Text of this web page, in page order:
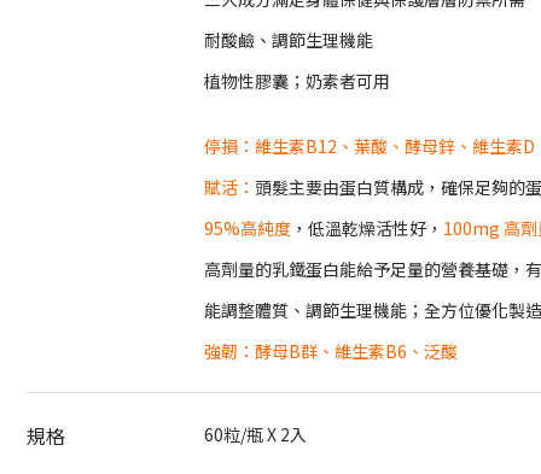
耐酸鹼、調節生理機能
植物性膠囊；奶素者可用
停損： 維生素B12、葉酸、酵母鋅、維生素D
賦活： 頭髮主要由蛋白質構成，確保足夠的
95%高純度 ，低溫乾燥活性好， 100mg 高劑
高劑量的乳鐵蛋白能給予足量的營養基礎，
能調整體質、調節生理機能；全方位優化製
強韌： 酵母B群、維生素B6、泛酸
規格 60粒/瓶 X 2入